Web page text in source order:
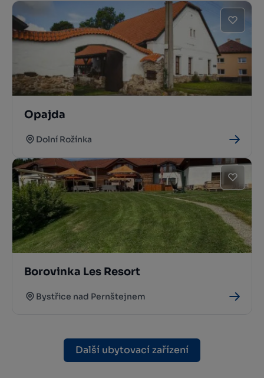
Opajda
Dolní Rožínka
Borovinka Les Resort
Bystřice nad Pernštejnem
Další ubytovací zařízení